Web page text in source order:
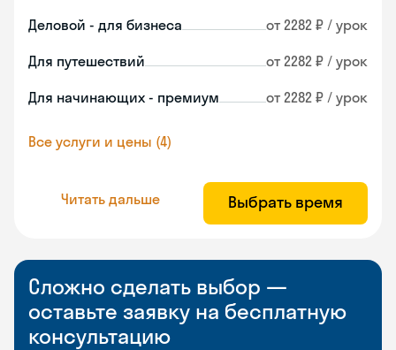
Деловой - для бизнеса от 2282 ₽ / урок
Для путешествий от 2282 ₽ / урок
Для начинающих - премиум от 2282 ₽ / урок
Все услуги и цены (4)
Читать дальше Выбрать время
Сложно сделать выбор —
оставьте заявку на бесплатную
консультацию